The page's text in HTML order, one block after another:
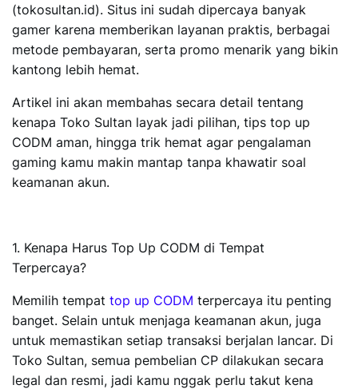
(tokosultan.id). Situs ini sudah dipercaya banyak
gamer karena memberikan layanan praktis, berbagai
metode pembayaran, serta promo menarik yang bikin
kantong lebih hemat.
Artikel ini akan membahas secara detail tentang
kenapa Toko Sultan layak jadi pilihan, tips top up
CODM aman, hingga trik hemat agar pengalaman
gaming kamu makin mantap tanpa khawatir soal
keamanan akun.
1. Kenapa Harus Top Up CODM di Tempat
Terpercaya?
Memilih tempat top up CODM terpercaya itu penting
banget. Selain untuk menjaga keamanan akun, juga
untuk memastikan setiap transaksi berjalan lancar. Di
Toko Sultan, semua pembelian CP dilakukan secara
legal dan resmi, jadi kamu nggak perlu takut kena